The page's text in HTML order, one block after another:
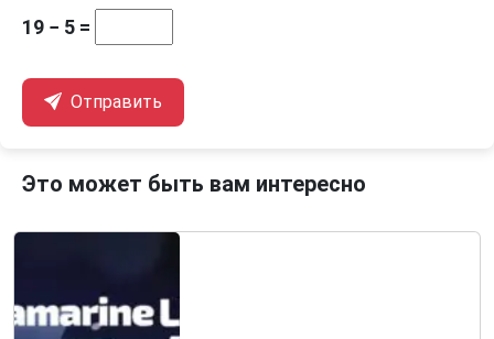
19 − 5 =
Отправить
Это может быть вам интересно